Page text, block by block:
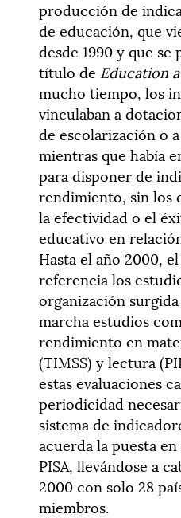
producción de
de educación, que
desde 1990 y que
título de Education
mucho tiempo, los
vinculaban a
de escolarización o
mientras que había
para disponer de
rendimiento, sin los
la efectividad o el
educativo en
Hasta el año 2000,
referencia los
organización
marcha estudios
rendimiento en
(TIMSS) y lectura
estas evaluaciones
periodicidad
sistema de
acuerda la puesta
PISA, llevándose a
2000 con solo 28
miembros.